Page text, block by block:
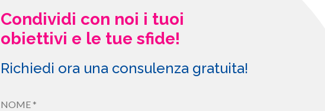
Condividi con noi i tuoi
obiettivi e le tue sfide!
Richiedi ora una consulenza gratuita!